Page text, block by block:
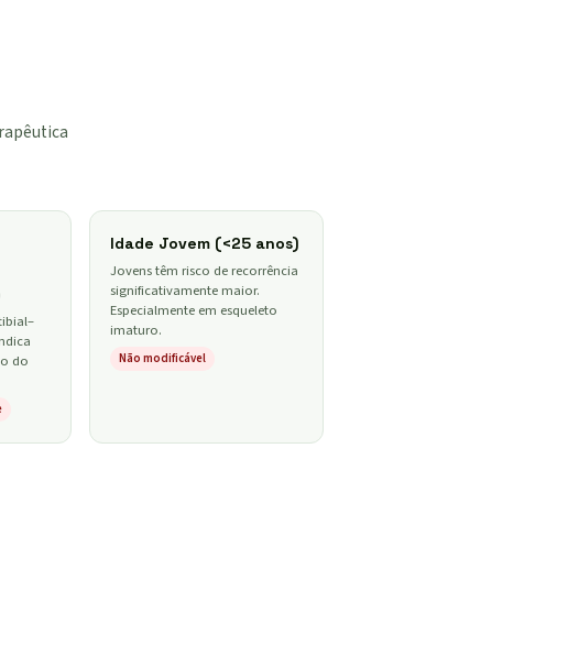
do
Idade Jovem (<25 anos)
Jovens têm risco de recorrência
significativamente maior.
Especialmente em esqueleto
imaturo.
Não modificável